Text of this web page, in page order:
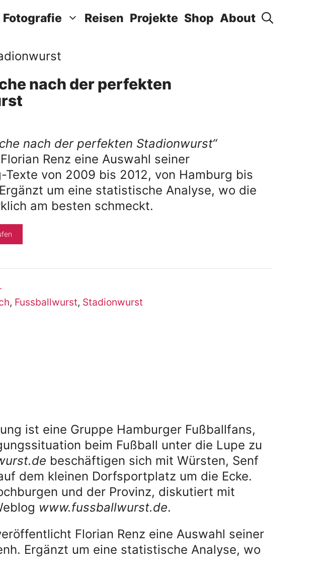
Fotografie Reisen Projekte Shop About
nach der perfekten
nach der perfekten Stadionwurst“
Renz eine Auswahl seiner
Texte von 2009 bis 2012, von Hamburg bis
um eine statistische Analyse, wo die
am besten schmeckt.
, Fussballwurst, Stadionwurst
ist eine Gruppe Hamburger Fußballfans,
beim Fußball unter die Lupe zu
beschäftigen sich mit Würsten, Senf
dem kleinen Dorfsportplatz um die Ecke.
und der Provinz, diskutiert mit
www.fussballwurst.de.
Florian Renz eine Auswahl seiner
Ergänzt um eine statistische Analyse, wo